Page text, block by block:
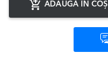
ADAUGĂ ÎN COȘ